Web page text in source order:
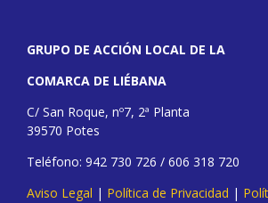
GRUPO DE ACCIÓN LOCAL DE LA
COMARCA DE LIÉBANA
C/ San Roque, nº7, 2ª Planta
39570 Potes
Teléfono: 942 730 726 / 606 318 720
Aviso Legal | Política de Privacidad |